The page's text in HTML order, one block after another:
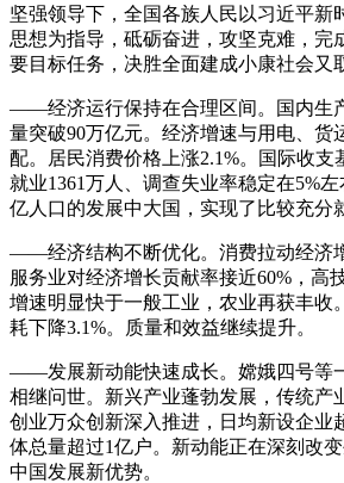
坚强领导下，全国各族人民以习近平新
思想为指导，砥砺奋进，攻坚克难，完
要目标任务，决胜全面建成小康社会又
——经济运行保持在合理区间。国内生
量突破90万亿元。经济增速与用电、货
配。居民消费价格上涨2.1%。国际收支
就业1361万人、调查失业率稳定在5%
亿人口的发展中大国，实现了比较充分
——经济结构不断优化。消费拉动经济
服务业对经济增长贡献率接近60%，高
增速明显快于一般工业，农业再获丰收
耗下降3.1%。质量和效益继续提升。
——发展新动能快速成长。嫦娥四号等
相继问世。新兴产业蓬勃发展，传统产
创业万众创新深入推进，日均新设企业
体总量超过1亿户。新动能正在深刻改
中国发展新优势。